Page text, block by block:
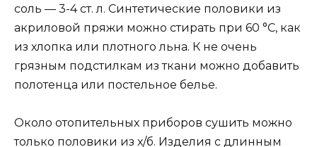
соль — 3-4 ст. л. Синтетические половики из
акриловой пряжи можно стирать при 60 °С, как
из хлопка или плотного льна. К не очень
грязным подстилкам из ткани можно добавить
полотенца или постельное белье.
Около отопительных приборов сушить можно
только половики из х/б. Изделия с длинным